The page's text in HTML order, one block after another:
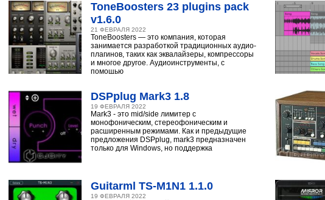
ToneBoosters 23 plugins pack
v1.6.0
21 ФЕВРАЛЯ 2022
ToneBoosters — это компания, которая
занимается разработкой традиционных аудио-
плагинов, таких как эквалайзеры, компрессоры
и многое другое. Аудиоинструменты, с
помощью
DSPplug Mark3 1.8
19 ФЕВРАЛЯ 2022
Mark3 - это mid/side лимитер с
монофоническим, стереофоническим и
расширенным режимами. Как и предыдущие
предложения DSPplug, mark3 предназначен
только для Windows, но поддержка
Guitarml TS-M1N1 1.1.0
19 ФЕВРАЛЯ 2022